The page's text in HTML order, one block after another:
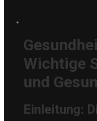
Wichtige
und
Einleitung: